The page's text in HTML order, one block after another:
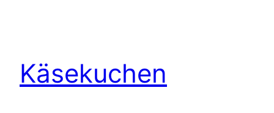
Käsekuchen